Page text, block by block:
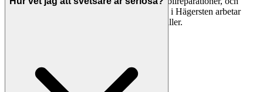
specialtillverkning. En professionell svetsare i Hägersten arbetar
med stål, rostfritt, aluminium och andra metaller.